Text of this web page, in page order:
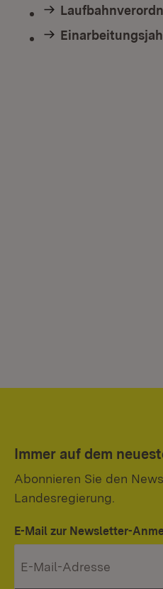
Immer auf dem
Abonnieren Sie den
Landesregierung.
E-Mail zur Newsletter-